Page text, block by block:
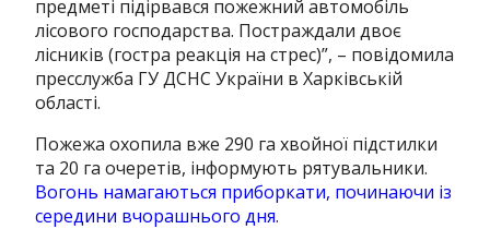
предметі підірвався пожежний автомобіль
лісового господарства. Постраждали двоє
лісників (гостра реакція на стрес)”, – повідомила
пресслужба ГУ ДСНС України в Харківській
області.
Пожежа охопила вже 290 га хвойної підстилки
та 20 га очеретів, інформують рятувальники.
Вогонь намагаються приборкати, починаючи із
середини вчорашнього дня.